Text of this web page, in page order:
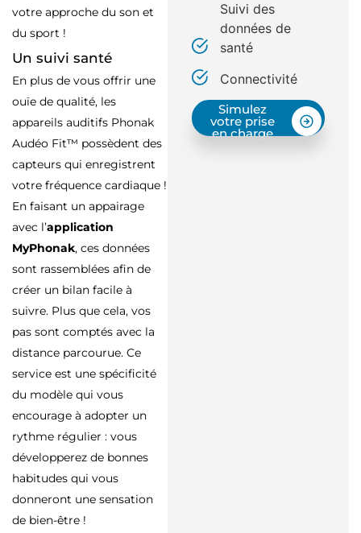
votre approche du son et
du sport !
Un suivi santé
En plus de vous offrir une
ouïe de qualité, les
appareils auditifs Phonak
Audéo Fit™ possèdent des
capteurs qui enregistrent
votre fréquence cardiaque !
En faisant un appairage
avec l’application
MyPhonak, ces données
sont rassemblées afin de
créer un bilan facile à
suivre. Plus que cela, vos
pas sont comptés avec la
distance parcourue. Ce
service est une spécificité
du modèle qui vous
encourage à adopter un
rythme régulier : vous
développerez de bonnes
habitudes qui vous
donneront une sensation
de bien-être !
Suivi des
données de
santé
Connectivité
Simulez
votre prise
en charge